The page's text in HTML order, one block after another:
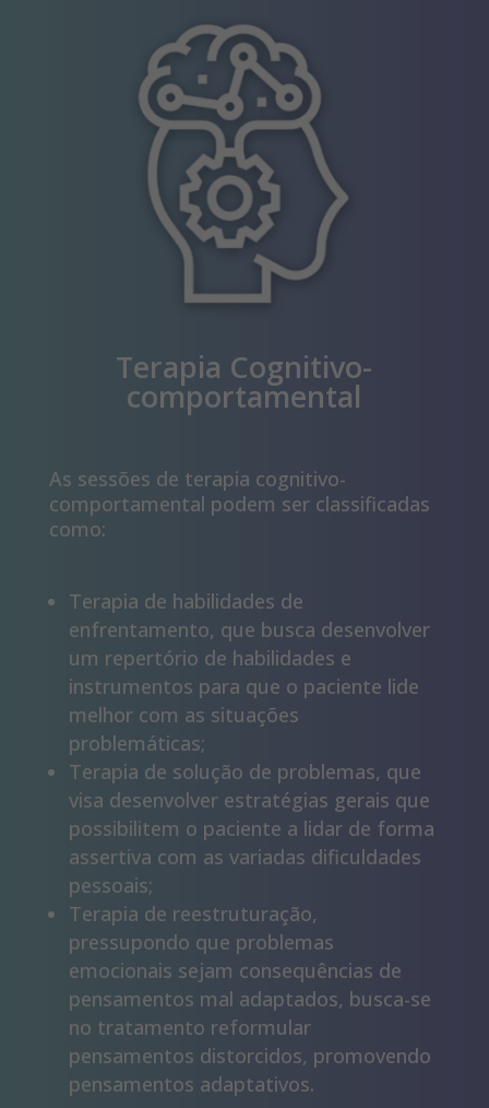
Terapia Cognitivo-
comportamental
As sessões de terapia cognitivo-
comportamental podem ser classificadas
como:
​​Terapia de habilidades de
enfrentamento, que busca desenvolver
um repertório de habilidades e
instrumentos para que o paciente lide
melhor com as situações
problemáticas; ​
Terapia de solução de problemas, que
visa desenvolver estratégias gerais que
possibilitem o paciente a lidar de forma
assertiva com as variadas dificuldades
pessoais;
Terapia de reestruturação,
pressupondo que problemas
emocionais sejam consequências de
pensamentos mal adaptados, busca-se
no tratamento reformular
pensamentos distorcidos, promovendo
pensamentos adaptativos.